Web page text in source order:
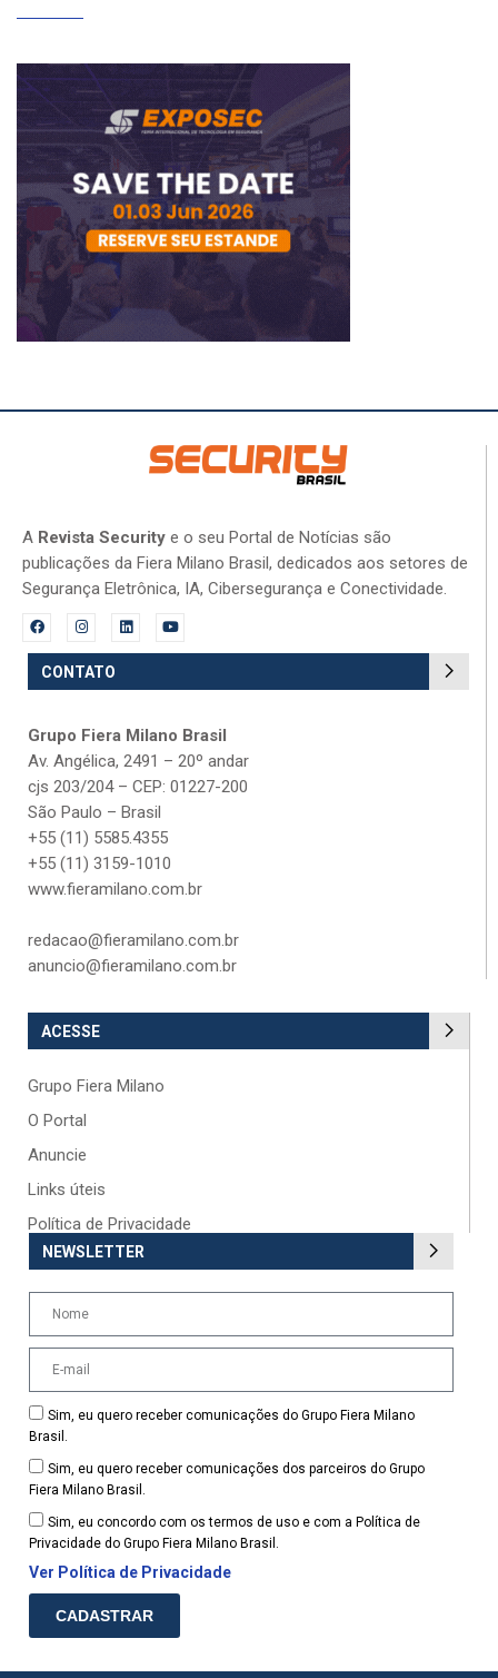
A Revista Security e o seu Portal de Notícias são
publicações da Fiera Milano Brasil, dedicados aos setores de
Segurança Eletrônica, IA, Cibersegurança e Conectividade.
CONTATO
Grupo Fiera Milano Brasil
Av. Angélica, 2491 – 20º andar
cjs 203/204 – CEP: 01227-200
São Paulo – Brasil
+55 (11) 5585.4355
+55 (11) 3159-1010
www.fieramilano.com.br
redacao@fieramilano.com.br
anuncio@fieramilano.com.br
ACESSE
Grupo Fiera Milano
O Portal
Anuncie
Links úteis
Política de Privacidade
NEWSLETTER
Sim, eu quero receber comunicações do Grupo Fiera Milano
Brasil.
Sim, eu quero receber comunicações dos parceiros do Grupo
Fiera Milano Brasil.
Sim, eu concordo com os termos de uso e com a Política de
Privacidade do Grupo Fiera Milano Brasil.
Ver Política de Privacidade
CADASTRAR